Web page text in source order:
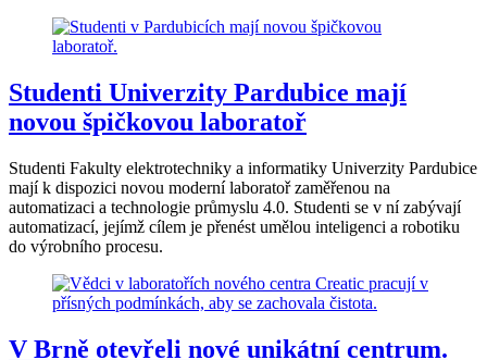
Studenti Univerzity Pardubice mají
novou špičkovou laboratoř
Studenti Fakulty elektrotechniky a informatiky Univerzity Pardubice
mají k dispozici novou moderní laboratoř zaměřenou na
automatizaci a technologie průmyslu 4.0. Studenti se v ní zabývají
automatizací, jejímž cílem je přenést umělou inteligenci a robotiku
do výrobního procesu.
V Brně otevřeli nové unikátní centrum.